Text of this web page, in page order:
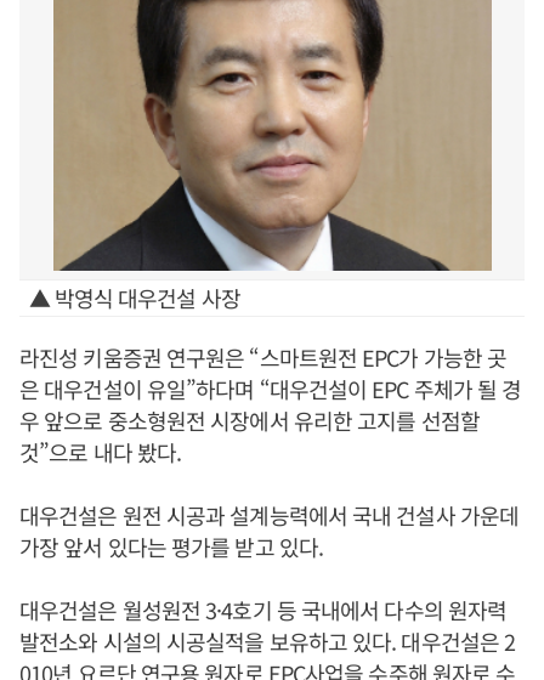
▲ 박영식 대우건설 사장
라진성 키움증권 연구원은 “스마트원전 EPC가 가능한 곳
은 대우건설이 유일”하다며 “대우건설이 EPC 주체가 될 경
우 앞으로 중소형원전 시장에서 유리한 고지를 선점할
것”으로 내다 봤다.
대우건설은 원전 시공과 설계능력에서 국내 건설사 가운데
가장 앞서 있다는 평가를 받고 있다.
대우건설은 월성원전 3·4호기 등 국내에서 다수의 원자력
발전소와 시설의 시공실적을 보유하고 있다. 대우건설은 2
010년 요르단 연구용 원자로 EPC사업을 수주해 원자로 수